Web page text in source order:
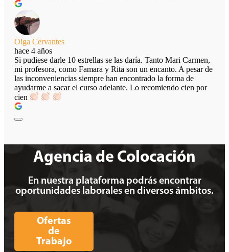
Olga Cervantes
hace 4 años
Si pudiese darle 10 estrellas se las daría. Tanto Mari Carmen,
mi profesora, como Famara y Rita son un encanto. A pesar de
las inconveniencias siempre han encontrado la forma de
ayudarme a sacar el curso adelante. Lo recomiendo cien por
cien
Agencia de Colocación
En nuestra plataforma podrás encontrar
oportunidades laborales en diversos ámbitos.
Ofertas
de
Trabajo